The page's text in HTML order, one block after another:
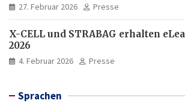
27. Februar 2026 Presse
X-CELL und STRABAG erhalten
2026
4. Februar 2026 Presse
Sprachen